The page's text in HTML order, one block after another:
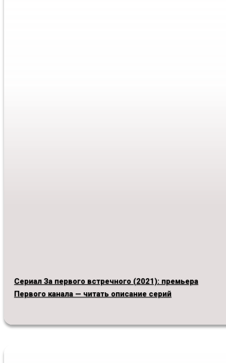
Сериал За первого встречного (2021): премьера
Первого канала — читать описание серий